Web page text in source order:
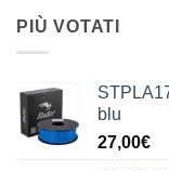
PIÙ VOTATI
blu
27,00€